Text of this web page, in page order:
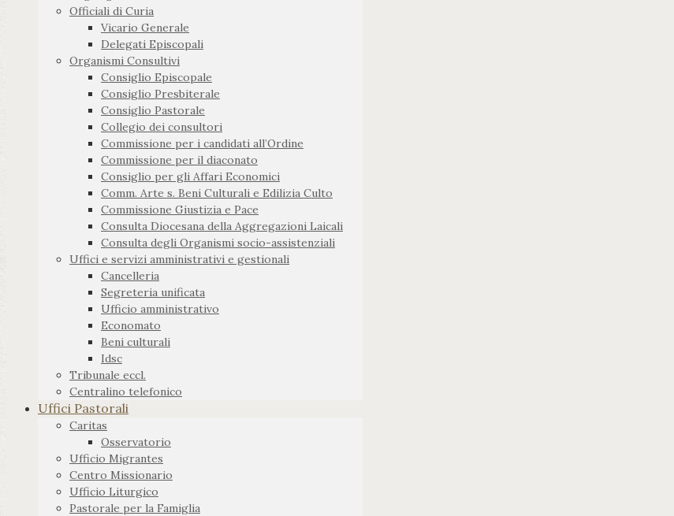
Officiali di Curia
Vicario Generale
Delegati Episcopali
Organismi Consultivi
Consiglio Episcopale
Consiglio Presbiterale
Consiglio Pastorale
Collegio dei consultori
Commissione per i candidati all’Ordine
Commissione per il diaconato
Consiglio per gli Affari Economici
Comm. Arte s. Beni Culturali e Edilizia Culto
Commissione Giustizia e Pace
Consulta Diocesana della Aggregazioni Laicali
Consulta degli Organismi socio-assistenziali
Uffici e servizi amministrativi e gestionali
Cancelleria
Segreteria unificata
Ufficio amministrativo
Economato
Beni culturali
Idsc
Tribunale eccl.
Centralino telefonico
Uffici Pastorali
Caritas
Osservatorio
Ufficio Migrantes
Centro Missionario
Ufficio Liturgico
Pastorale per la Famiglia